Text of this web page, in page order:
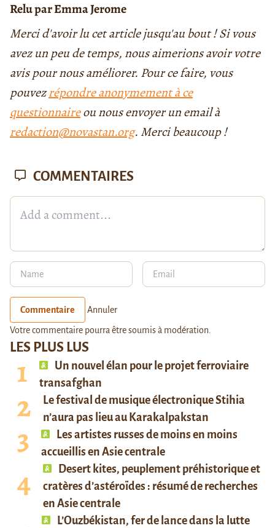
Relu par Emma Jerome
Merci d'avoir lu cet article jusqu'au bout ! Si vous
avez un peu de temps, nous aimerions avoir votre
avis pour nous améliorer. Pour ce faire, vous
pouvezrépondre anonymement à ce
questionnaireou nous envoyer un email à
redaction@novastan.org. Merci beaucoup !
LES PLUS LUS
Un nouvel élan pour le projet ferroviaire
transafghan
Le festival de musique électronique Stihia
n’aura pas lieu au Karakalpakstan
Les artistes russes de moins en moins
accueillis en Asie centrale
Desert kites, peuplement préhistorique et
cratères d’astéroïdes : résumé de recherches
en Asie centrale
L’Ouzbékistan, fer de lance dans la lutte
COMMENTAIRES
Commentaire Annuler
Votre commentaire pourra être soumis à modération.